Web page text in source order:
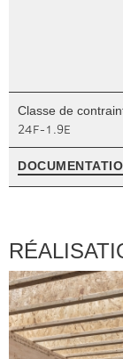
Classe de
24F-1.9E